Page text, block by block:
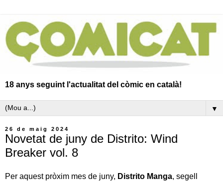
18 anys seguint l'actualitat del còmic en català!
▼
26 de maig 2024
Novetat de juny de Distrito: Wind
Breaker vol. 8
Per aquest pròxim mes de juny, Distrito Manga, segell